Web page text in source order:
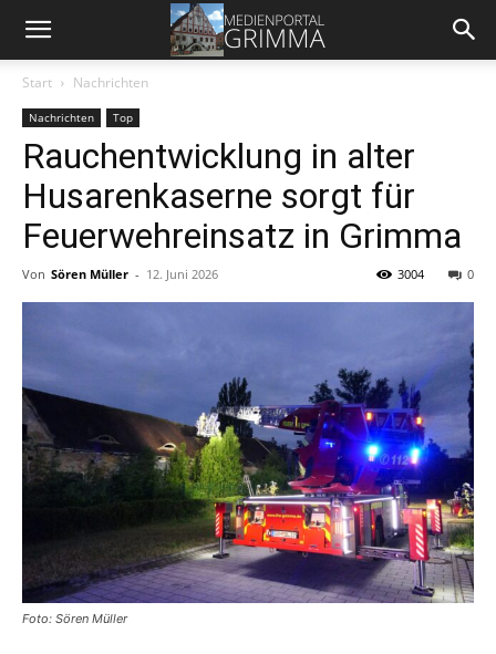
Start Nachrichten
Nachrichten Top
Rauchentwicklung in alter
Husarenkaserne sorgt für
Feuerwehreinsatz in Grimma
Von Sören Müller - 12. Juni 2026 0
3004
Foto: Sören Müller